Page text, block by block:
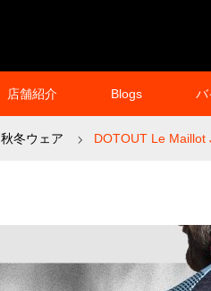
店舗紹介 Blogs バ
秋冬ウェア DOTOUT Le Maillot